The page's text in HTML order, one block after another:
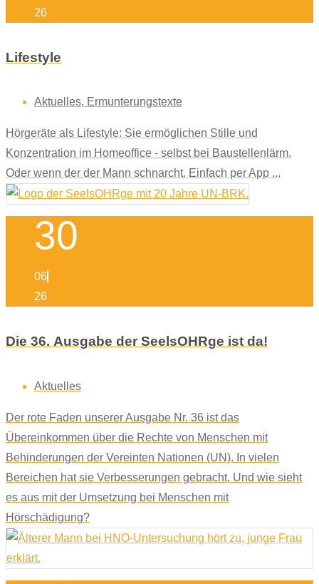
26
Lifestyle
Aktuelles, Ermunterungstexte
Hörgeräte als Lifestyle: Sie ermöglichen Stille und
Konzentration im Homeoffice - selbst bei Baustellenlärm.
Oder wenn der der Mann schnarcht. Einfach per App ...
30
06
26
Die 36. Ausgabe der SeelsOHRge ist da!
Aktuelles
Der rote Faden unserer Ausgabe Nr. 36 ist das
Übereinkommen über die Rechte von Menschen mit
Behinderungen der Vereinten Nationen (UN). In vielen
Bereichen hat sie Verbesserungen gebracht. Und wie sieht
es aus mit der Umsetzung bei Menschen mit
Hörschädigung?